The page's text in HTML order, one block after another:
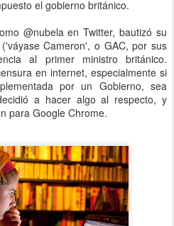
el gobierno británico.
@nubela en Twitter, bautizó su
Cameron', o GAC, por sus
al primer ministro británico.
en internet, especialmente si
por un Gobierno, sea
a hacer algo al respecto, y
para Google Chrome.